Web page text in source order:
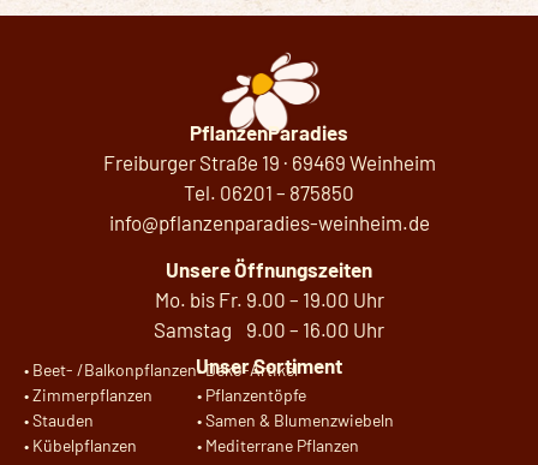
PflanzenParadies
Freiburger Straße 19 · 69469 Weinheim
Tel. 06201 – 875850
info@pflanzenparadies-weinheim.de
Unsere Öffnungszeiten
Mo. bis Fr. 9.00 – 19.00 Uhr
Samstag 9.00 – 16.00 Uhr
Unser Sortiment
• Beet- /Balkonpflanzen
•Zimmerpflanzen
•Stauden
• Kübelpflanzen
•Deko-Artikel
• Pflanzentöpfe
•Samen & Blumenzwiebeln
• Mediterrane Pflanzen